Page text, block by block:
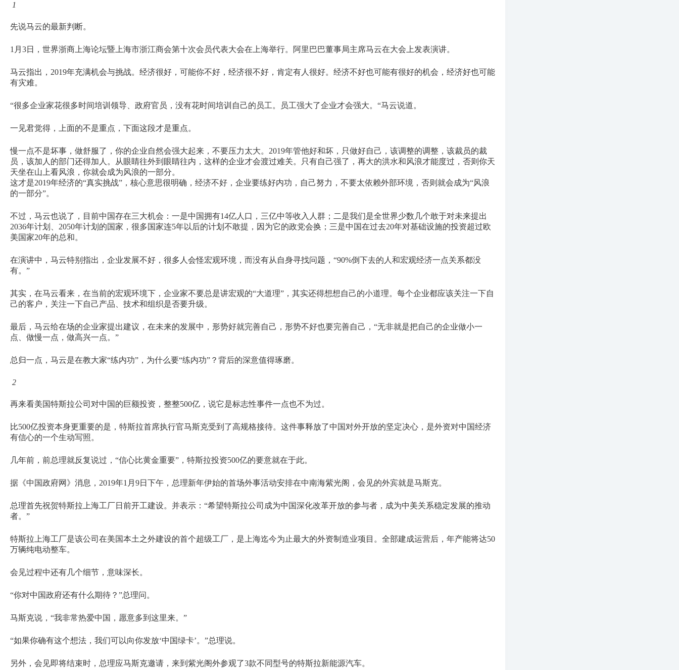
1
先说马云的最新判断。
1月3日，世界浙商上海论坛暨上海市浙江商会第十次会员代表大会在上海举行。阿里巴巴董事局主席马云在大会上发表演讲。
马云指出，2019年充满机会与挑战。经济很好，可能你不好，经济很不好，肯定有人很好。经济不好也可能有很好的机会，经济好也可能
有灾难。
“很多企业家花很多时间培训领导、政府官员，没有花时间培训自己的员工。员工强大了企业才会强大。“马云说道。
一见君觉得，上面的不是重点，下面这段才是重点。
慢一点不是坏事，做舒服了，你的企业自然会强大起来，不要压力太大。2019年管他好和坏，只做好自己，该调整的调整，该裁员的裁
员，该加人的部门还得加人。从眼睛往外到眼睛往内，这样的企业才会渡过难关。只有自己强了，再大的洪水和风浪才能度过，否则你天
天坐在山上看风浪，你就会成为风浪的一部分。
这才是2019年经济的“真实挑战”，核心意思很明确，经济不好，企业要练好内功，自己努力，不要太依赖外部环境，否则就会成为“风浪
的一部分”。
不过，马云也说了，目前中国存在三大机会：一是中国拥有14亿人口，三亿中等收入人群；二是我们是全世界少数几个敢于对未来提出
2036年计划、2050年计划的国家，很多国家连5年以后的计划不敢提，因为它的政党会换；三是中国在过去20年对基础设施的投资超过欧
美国家20年的总和。
在演讲中，马云特别指出，企业发展不好，很多人会怪宏观环境，而没有从自身寻找问题，“90%倒下去的人和宏观经济一点关系都没
有。”
其实，在马云看来，在当前的宏观环境下，企业家不要总是讲宏观的“大道理”，其实还得想想自己的小道理。每个企业都应该关注一下自
己的客户，关注一下自己产品、技术和组织是否要升级。
最后，马云给在场的企业家提出建议，在未来的发展中，形势好就完善自己，形势不好也要完善自己，“无非就是把自己的企业做小一
点、做慢一点，做高兴一点。”
总归一点，马云是在教大家“练内功”，为什么要“练内功”？背后的深意值得琢磨。
2
再来看美国特斯拉公司对中国的巨额投资，整整500亿，说它是标志性事件一点也不为过。
比500亿投资本身更重要的是，特斯拉首席执行官马斯克受到了高规格接待。这件事释放了中国对外开放的坚定决心，是外资对中国经济
有信心的一个生动写照。
几年前，前总理就反复说过，“信心比黄金重要”，特斯拉投资500亿的要意就在于此。
据《中国政府网》消息，2019年1月9日下午，总理新年伊始的首场外事活动安排在中南海紫光阁，会见的外宾就是马斯克。
总理首先祝贺特斯拉上海工厂日前开工建设。并表示：“希望特斯拉公司成为中国深化改革开放的参与者，成为中美关系稳定发展的推动
者。”
特斯拉上海工厂是该公司在美国本土之外建设的首个超级工厂，是上海迄今为止最大的外资制造业项目。全部建成运营后，年产能将达50
万辆纯电动整车。
会见过程中还有几个细节，意味深长。
“你对中国政府还有什么期待？”总理问。
马斯克说，“我非常热爱中国，愿意多到这里来。”
“如果你确有这个想法，我们可以向你发放‘中国绿卡’。”总理说。
另外，会见即将结束时，总理应马斯克邀请，来到紫光阁外参观了3款不同型号的特斯拉新能源汽车。